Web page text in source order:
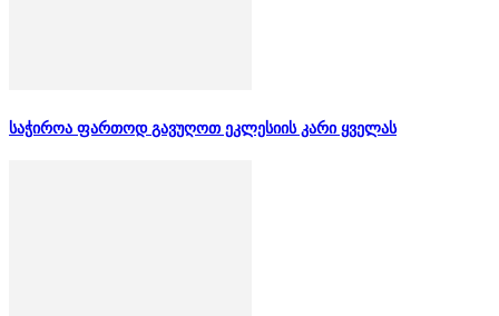
საჭიროა ფართოდ გავუღოთ ეკლესიის კარი ყველას